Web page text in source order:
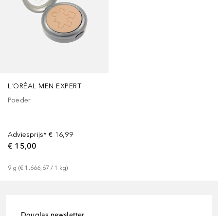
L´ORÉAL MEN EXPERT
Poeder
Adviesprijs* € 16,99
€ 15,00
9 g (€ 1.666,67 / 1 kg)